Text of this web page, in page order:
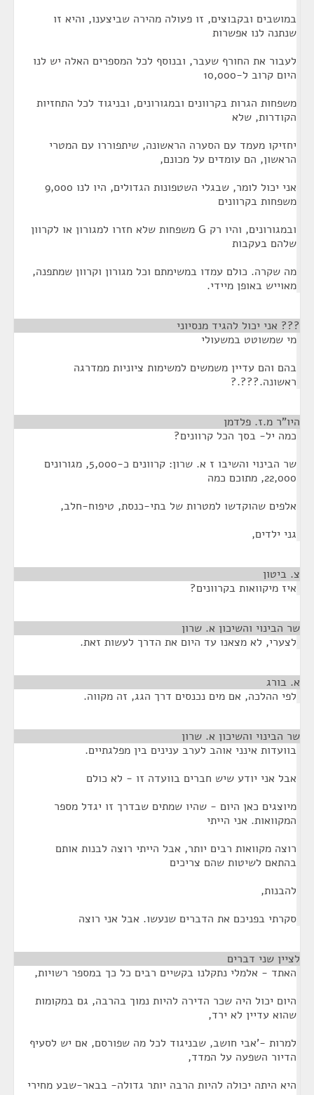
במושבים ובקבוצים, זו פעולה מהירה שביצענו, והיא זו
שנתנה לנו אפשרות
לעבור את החורף שעבר, ובנוסף לכל המספרים האלה יש לנו
היום קרוב ל-10,000
משפחות הגרות בקרוונים ובמגורונים, ובניגוד לכל התחזיות
הקודרות, שלא
יחזיקו מעמד עם הסערה הראשונה, שיתפוררו עם המטרי
הראשון, הם עומדים על מכונם,
אני יכול לומר, שבגלי השטפונות הגדולים, היו לנו 9,000
משפחות בקרוונים
ובמגורונים, והיו רק G משפחות שלא חזרו למגורון או לקרוון
שלהם בעקבות
מה שקרה. כולם עמדו במשימתם וכל מגורון וקרוון שמתפנה,
מאוייש באופן מיידי.
??? אני יכול להגיד מנסיוני
מי שמשוטט במשעולי
בהם והם עדיין משמשים למשימות ציוניות ממדרגה
ראשונה.???.?
היו"ר מ.ז. פלדמן
כמה יל- בסך הכל קרוונים?
שר הבינוי והשיבו ז א. שרון: קרוונים כ-5,000, מגורונים
22,000, מתוכם כמה
אלפים שהוקדשו למטרות של בתי-כנסת, טיפוח-חלב,
גני ילדים,
צ. ביטון
איז מיקוואות בקרוונים?
שר הבינוי והשיכון א. שרון
לצערי, לא מצאנו עד היום את הדרך לעשות זאת.
א. בורג
לפי ההלכה, אם מים נכנסים דרך הגג, זה מקווה.
שר הבינוי והשיכון א. שרון
בוועדות אינני אוהב לערב ענינים בין מפלגתיים.
אבל אני יודע שיש חברים בוועדה זו - לא כולם
מיוצגים כאן היום - שהיו שמתים שבדרך זו יגדל מספר
המקוואות. אני הייתי
רוצה מקוואות רבים יותר, אבל הייתי רוצה לבנות אותם
בהתאם לשיטות שהם צריכים
להבנות,
סקרתי בפניכם את הדברים שנעשו. אבל אני רוצה
לציין שני דברים
האתד - אלמלי נתקלנו בקשיים רבים כל כך במספר רשויות,
היום יכול היה שכר הדירה להיות נמוך בהרבה, גם במקומות
שהוא עדיין לא ירד,
למרות -'אבי חושב, שבניגוד לכל מה שפורסם, אם יש לסעיף
הדיור השפעה על המדד,
היא היתה יכולה להיות הרבה יותר גדולה- בבאר-שבע מחירי